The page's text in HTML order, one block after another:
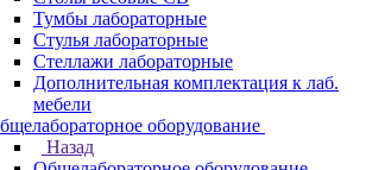
Тумбы лабораторные
Стулья лабораторные
Стеллажи лабораторные
Дополнительная комплектация к лаб.
мебели
оборудование
Назад